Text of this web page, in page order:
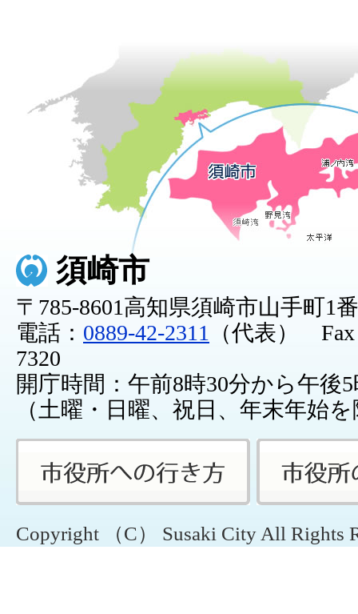
須崎市
〒785-8601高知県須崎市山手町1
電話： 0889-42-2311
（代表） Fax
7320
開庁時間：午前8時30分から午後
（土曜・日曜、祝日、年末年始
Copyright （C） Susaki City All Rights